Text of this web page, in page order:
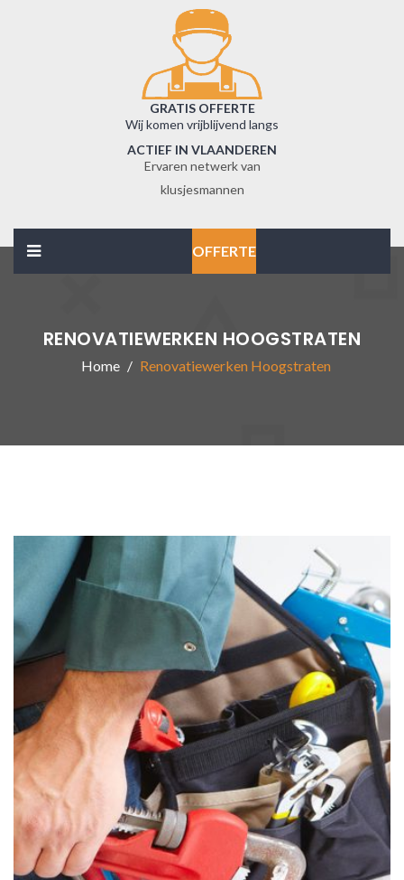
GRATIS OFFERTE
Wij komen vrijblijvend langs
ACTIEF IN VLAANDEREN
Ervaren netwerk van
klusjesmannen
OFFERTE
RENOVATIEWERKEN HOOGSTRATEN
Home Renovatiewerken Hoogstraten